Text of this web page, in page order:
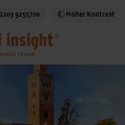
9255700 Hoher Kontrast